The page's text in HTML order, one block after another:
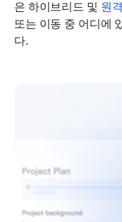
은 하이브리드 및 원
또는 이동 중 어디에
다.